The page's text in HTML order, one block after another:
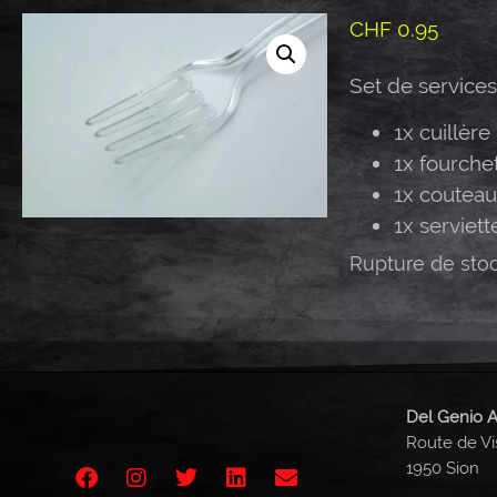
CHF 0.95
Set de
1x cuillère
1x
1x couteau
1x
Rupture de
Del Genio
Route de
1950 Sion